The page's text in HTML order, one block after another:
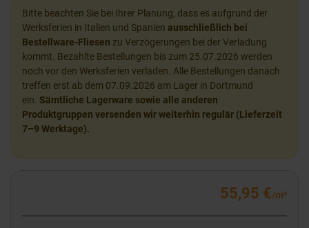
Bitte beachten Sie bei Ihrer Planung, dass es aufgrund der
Werksferien in Italien und Spanien ausschließlich bei
Bestellware-Fliesen zu Verzögerungen bei der Verladung
kommt. Bezahlte Bestellungen bis zum 25.07.2026 werden
noch vor den Werksferien verladen. Alle Bestellungen danach
treffen erst ab dem 07.09.2026 am Lager in Dortmund
ein. Sämtliche Lagerware sowie alle anderen
Produktgruppen versenden wir weiterhin regulär (Lieferzeit
7–9 Werktage).
55,95 €/m²